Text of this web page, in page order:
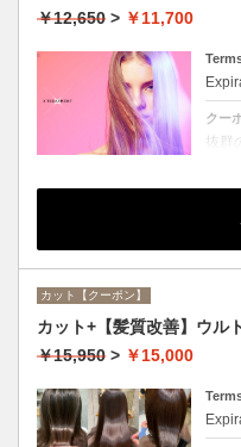
￥12,650 > ￥11,700
クー
抜
る
カット【クーポン】
カット+【髪質改善】ウル
￥15,950 > ￥15,000